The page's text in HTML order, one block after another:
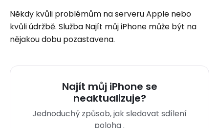
Někdy kvůli problémům na serveru Apple nebo
kvůli údržbě. Služba Najít můj iPhone může být na
nějakou dobu pozastavena.
Najít můj iPhone se
neaktualizuje?
Jednoduchý způsob, jak sledovat sdílení
poloha .